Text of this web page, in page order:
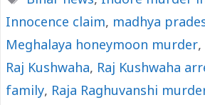
o
o
k
A
p
p
i
n
k
Innocence claim, madhya
Meghalaya honeymoon murder,
Raj Kushwaha, Raj Kushwaha
family, Raja Raghuvanshi